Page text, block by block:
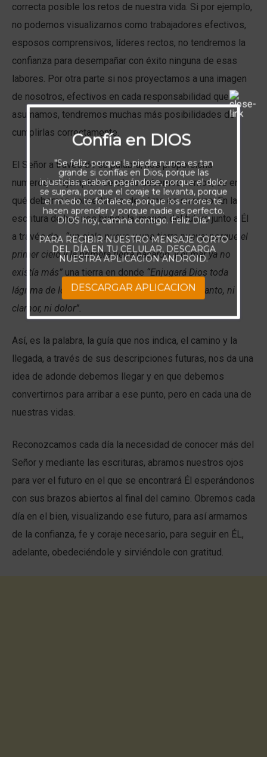
correcta posible los retos de nuestra vida. Si por ejemplo,
no podemos visualizarnos como trabajadores efectivos,
esposos comprensivos, líderes rectos, no tendremos la
confianza para desempañar con éxito ninguna de esas
labores. Por otra parte si nos proyectamos a una imagen
de nosotros, efectivos en cada responsabilidad que
asumamos, tendremos muchas más posibilidades de
cumplirlas correctamente.
El Señor a través de su palabra, nos proporciona
numerosos ejemplos de cómo debemos vernos, de en
qué debemos convertirnos, de cómo es su reino. En la
escritura de hoy nos brinda la imagen del futuro junto a Él
a través de “un cielo nuevo y una tierra nueva; porque el
primer cielo y la primera tierra pasaron, y el mar ya no
existía más” una tierra en donde “Enjugará Dios toda
lágrima de los ojos de ellos”y no habrá“más llanto, ni
clamor, ni dolor”.
Así, es la palabra, la guía que nos indica, el camino y la
llegada, a través de sus descripciones futuras, nos da una
idea de adonde debemos llegar y en que debemos
convertirnos para arribar a ese punto, pero en cada una de
nuestras vidas.
Reconozcamos cada día la necesidad de conocer más del
Señor y mediante las escrituras, abramos nuestros ojos
para ver el futuro en el que se encontrará Él esperándonos
con sus brazos abiertos al final del camino. Obremos cada
día en el bien, visualizando ese futuro, para así armarnos
de la confianza, fe y coraje necesario, para seguir en ÉL,
adelante, obedeciéndole y sirviéndole con gratitud.
Confía en DIOS
"Se feliz, porque la piedra nunca es tan
grande si confías en Dios, porque las
injusticias acaban pagándose, porque el dolor
se supera, porque el coraje te levanta, porque
el miedo te fortalece, porque los errores te
hacen aprender y porque nadie es perfecto.
DIOS hoy, camina contigo. Feliz Día."
PARA RECIBIR NUESTRO MENSAJE CORTO
DEL DÍA EN TU CELULAR, DESCARGA
NUESTRA APLICACIÓN ANDROID.
DESCARGAR APLICACION